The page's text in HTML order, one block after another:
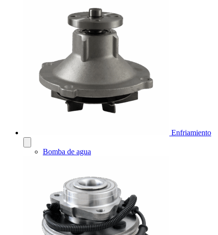
Enfriamiento
Bomba de agua